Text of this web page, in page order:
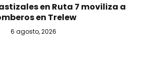
en Ruta 7 moviliza a
en Trelew
6 agosto, 2026